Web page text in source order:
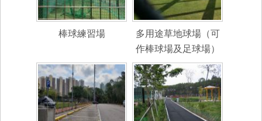
棒球練習場
多用途草地球場（可
作棒球場及足球場）